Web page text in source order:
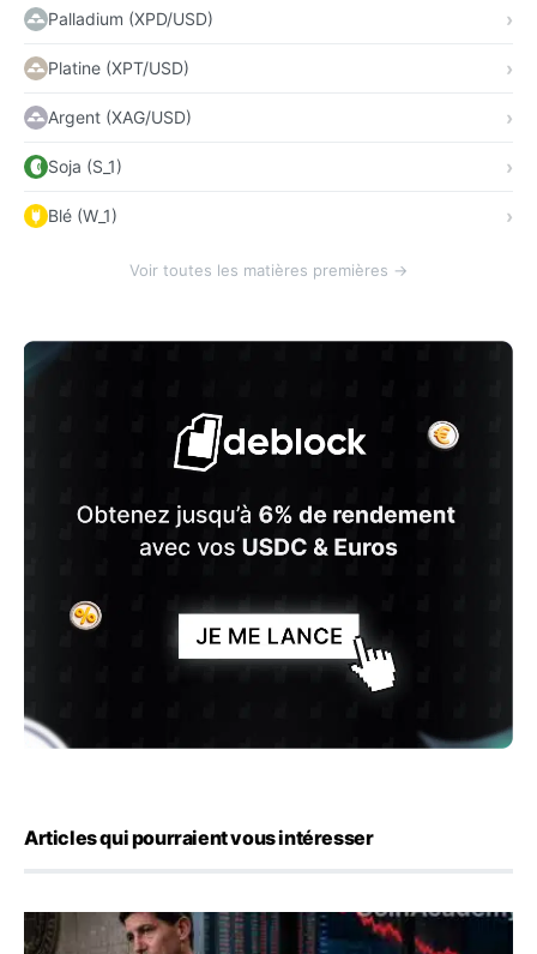
Palladium (XPD/USD)
Platine (XPT/USD)
Argent (XAG/USD)
Soja (S_1)
Blé (W_1)
Voir toutes les matières premières →
Articles qui pourraient vous intéresser
Kevin Warsh maintient sa communication minimaliste